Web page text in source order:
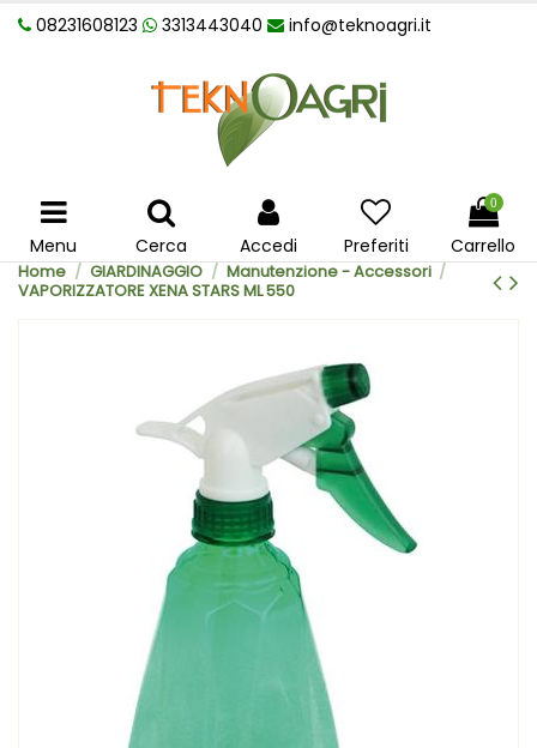
08231608123 3313443040 info@teknoagri.it
Menu Cerca Accedi Preferiti
0
Carrello
Home GIARDINAGGIO
Manutenzione - Accessori
VAPORIZZATORE XENA STARS ML 550